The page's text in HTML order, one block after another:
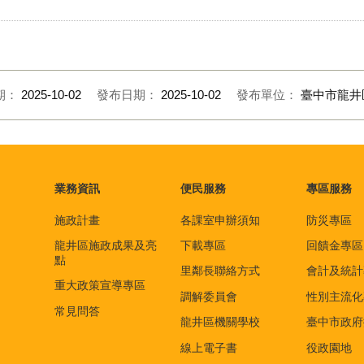
： 2025-10-02 發布日期： 2025-10-02 發布單位： 臺中市龍井
業務資訊
施政計畫
龍井區施政成果及亮
點
重大政策宣導專區
常見問答
便民服務
各課室申辦須知
下載專區
里鄰長聯絡方式
調解委員會
龍井區機關學校
線上電子書
專區服務
防災專區
回饋金專區
會計及統
性別主流
臺中市政
役政園地